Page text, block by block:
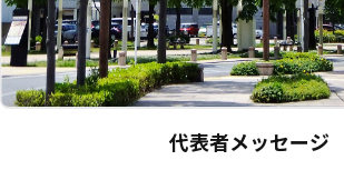
代表者メッセージ